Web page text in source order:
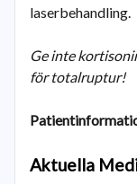
laserbehandling.
Ge inte
för totalruptur!
Aktuella